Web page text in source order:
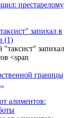
престарелому
запихал в
(1)
границы
алиментов: